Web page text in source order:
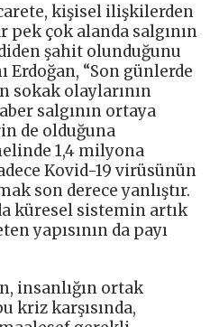
kişisel ilişkilerden
çok alanda salgının
şahit olunduğunu
Erdoğan, “Son günlerde
sokak olaylarının
salgının ortaya
de olduğuna
1,4 milyona
Kovid-19 virüsünün
son derece yanlıştır.
küresel sistemin artık
yapısının da payı
insanlığın ortak
kriz karşısında,